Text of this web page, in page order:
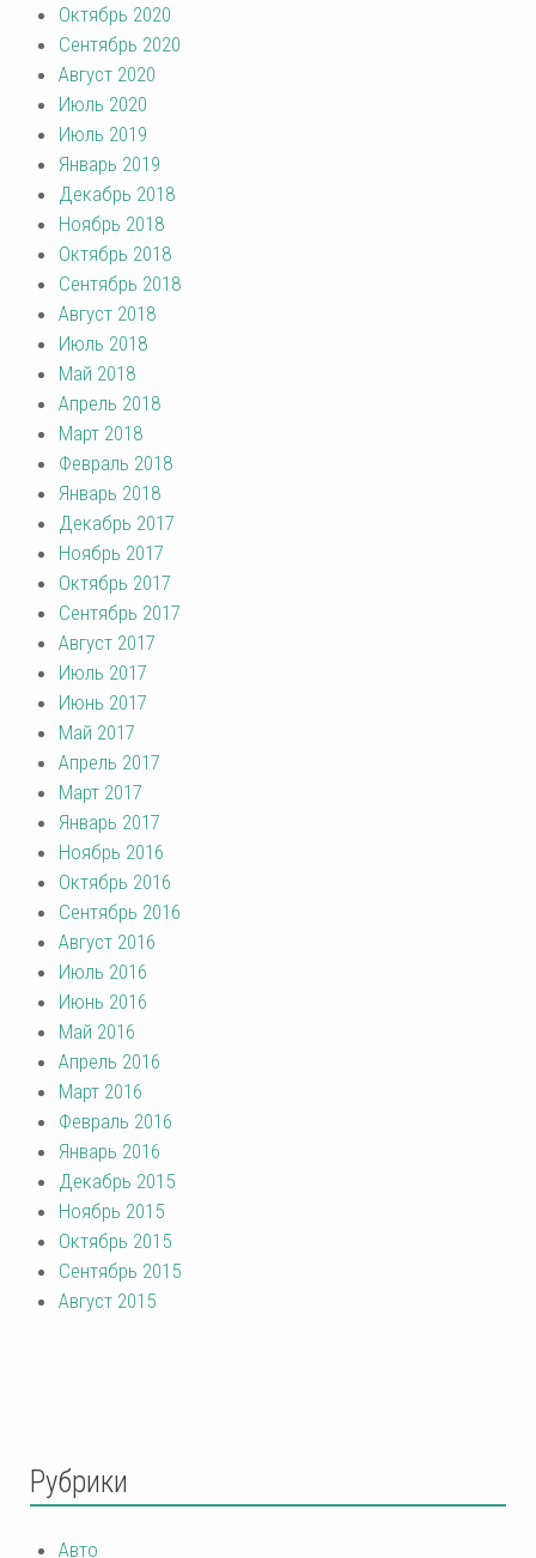
Октябрь 2020
Сентябрь 2020
Август 2020
Июль 2020
Июль 2019
Январь 2019
Декабрь 2018
Ноябрь 2018
Октябрь 2018
Сентябрь 2018
Август 2018
Июль 2018
Май 2018
Апрель 2018
Март 2018
Февраль 2018
Январь 2018
Декабрь 2017
Ноябрь 2017
Октябрь 2017
Сентябрь 2017
Август 2017
Июль 2017
Июнь 2017
Май 2017
Апрель 2017
Март 2017
Январь 2017
Ноябрь 2016
Октябрь 2016
Сентябрь 2016
Август 2016
Июль 2016
Июнь 2016
Май 2016
Апрель 2016
Март 2016
Февраль 2016
Январь 2016
Декабрь 2015
Ноябрь 2015
Октябрь 2015
Сентябрь 2015
Август 2015
Рубрики
Авто